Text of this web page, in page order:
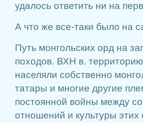
удалось ответить ни на
А что же все-таки было на
Путь монгольских орд на
походов. ВХН в.
населяли собственно
татары и многие другие
постоянной войны между
отношений и культуры